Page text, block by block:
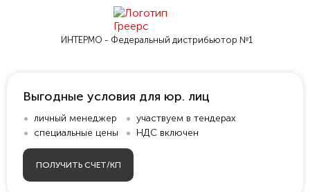
ИНТЕРМО - Федеральный дистрибьютор №1
Выгодные условия для юр. лиц
личный менеджер
специальные цены
участвуем в тендерах
НДС включен
ПОЛУЧИТЬ СЧЕТ/КП